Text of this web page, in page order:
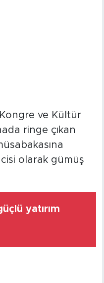
ve Kültür
ringe çıkan
olarak gümüş
yatırım